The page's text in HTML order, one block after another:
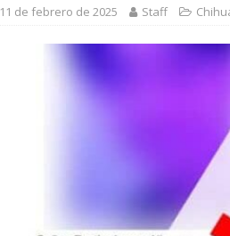
[ 5 de agosto de
beneficio de más
11 de febrero de 2025 Staff